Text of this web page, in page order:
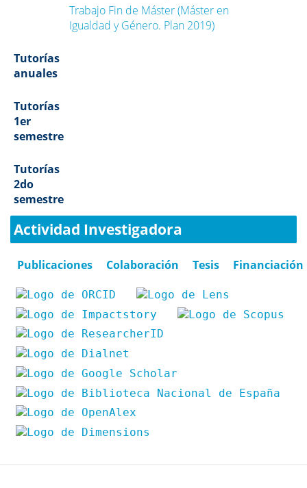
Trabajo Fin de Máster (Máster en
Igualdad y Género. Plan 2019)
Tutorías
anuales
Tutorías
1er
semestre
Tutorías
2do
semestre
Actividad Investigadora
Publicaciones Colaboración Tesis Financiación